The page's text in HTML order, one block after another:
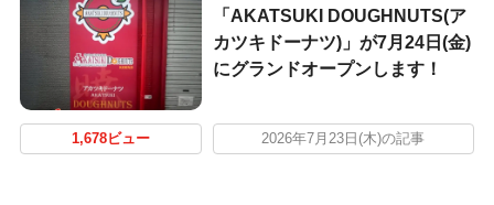
「AKATSUKI DOUGHNUTS(ア
カツキドーナツ)」が7月24日(金)
にグランドオープンします！
1,678ビュー 2026年7月23日(木)の記事